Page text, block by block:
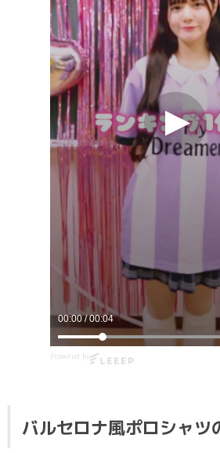
00:01/00:04
Powered by
バルセロナ風ポロシャツ